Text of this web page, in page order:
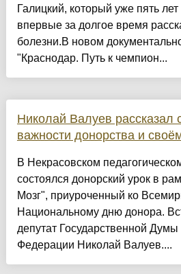
Галицкий, который уже пять
впервые за долгое время
болезни.В новом
"Краснодар. Путь к чемпион...
Николай Валуев рассказал
важности донорства и
В Некрасовском
состоялся донорский урок в
Мозг", приуроченный ко
Национальному дню донора.
депутат Государственной Думы
Федерации Николай Валуев....